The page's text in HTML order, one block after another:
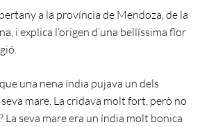
a la província de Mendoza, de la
i explica l’origen d’una bellíssima flor
una nena índia pujava un dels
mare. La cridava molt fort, però no
La seva mare era un índia molt bonica